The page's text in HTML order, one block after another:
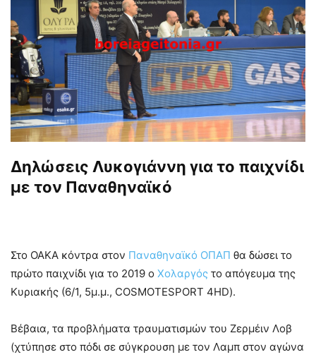
Δηλώσεις Λυκογιάννη για το παιχνίδι
με τον Παναθηναϊκό
Στο ΟΑΚΑ κόντρα στον Παναθηναϊκό ΟΠΑΠ θα δώσει το
πρώτο παιχνίδι για το 2019 ο Χολαργός το απόγευμα της
Κυριακής (6/1, 5μ.μ., COSMOTESPORT 4HD).
Βέβαια, τα προβλήματα τραυματισμών του Ζερμέιν Λοβ
(χτύπησε στο πόδι σε σύγκρουση με τον Λαμπ στον αγώνα